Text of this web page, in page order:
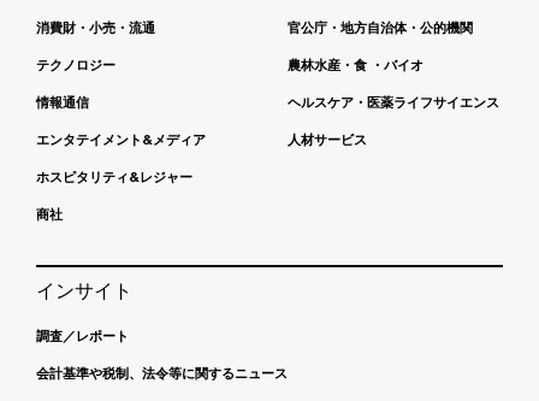
消費財・小売・流通
テクノロジー
情報通信
エンタテイメント&メディア
ホスピタリティ&レジャー
商社
官公庁・地方自治体・公的機関
農林水産・食 ・バイオ
ヘルスケア・医薬ライフサイエンス
人材サービス
インサイト
調査／レポート
会計基準や税制、法令等に関するニュース